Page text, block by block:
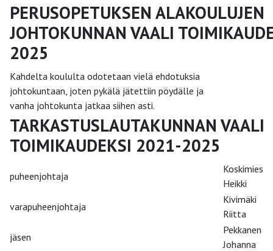
PERUSOPETUKSEN ALAKOULUJEN
JOHTOKUNNAN VAALI
2025
Kahdelta koululta odotetaan vielä ehdotuksia
johtokuntaan, joten pykälä jätettiin pöydälle ja
vanha johtokunta jatkaa siihen asti.
TARKASTUSLAUTAKUNNAN VAALI
TOIMIKAUDEKSI 2021-2025
puheenjohtaja
Koskimies
Heikki
varapuheenjohtaja
Kivimäki
Riitta
jäsen
Pekkanen
Johanna